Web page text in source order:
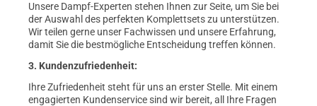
Unsere Dampf-Experten stehen Ihnen zur Seite, um Sie bei
der Auswahl des perfekten Komplettsets zu unterstützen.
Wir teilen gerne unser Fachwissen und unsere Erfahrung,
damit Sie die bestmögliche Entscheidung treffen können.
3. Kundenzufriedenheit:
Ihre Zufriedenheit steht für uns an erster Stelle. Mit einem
engagierten Kundenservice sind wir bereit, all Ihre Fragen